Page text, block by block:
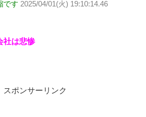
です 2025/04/01(火) 19:10:14.46
社は悲惨
スポンサーリンク